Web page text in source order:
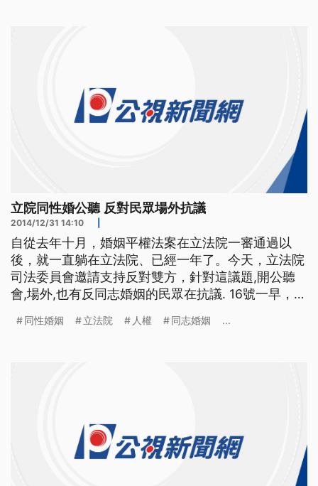
立院同性婚公聽 反對民眾場外抗議
2014/12/31 14:10
自從去年十月，婚姻平權法案在立法院一審通過以
後，就一直躺在立法院、已經一年了。今天，立法院
司法委員會邀請支持反對雙方，針對這議題,開公聽
會,場外,也有反同志婚姻的民眾在抗議. 16號一早，立
人權。同一時間,在立法院會場內，正反雙方也針對
同性婚姻 立法院 人權 同志婚姻 ...